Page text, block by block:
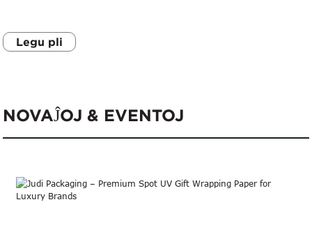
Legu pli
NOVAĴOJ & EVENTOJ